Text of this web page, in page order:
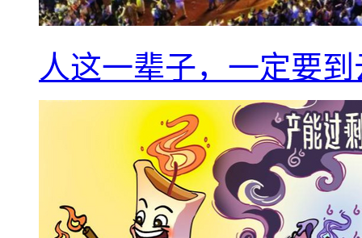
人这一辈子，一定要